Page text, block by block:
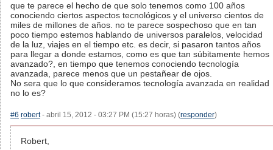
que te parece el hecho de que solo tenemos como 100 años
conociendo ciertos aspectos tecnológicos y el universo cientos de
miles de millones de años. no te parece sospechoso que en tan
poco tiempo estemos hablando de universos paralelos, velocidad
de la luz, viajes en el tiempo etc. es decir, si pasaron tantos años
para llegar a donde estamos, como es que tan súbitamente hemos
avanzado?, en tiempo que tenemos conociendo tecnología
avanzada, parece menos que un pestañear de ojos.
No sera que lo que consideramos tecnología avanzada en realidad
no lo es?
#6 robert- abril 15, 2012 - 03:27 PM (15:27 horas) (responder)
Robert,